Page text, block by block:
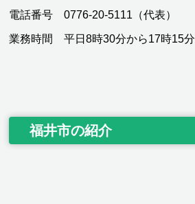
電話番号 0776-20-5111（代表）
業務時間 平日8時30分から17時15分
福井市の紹介